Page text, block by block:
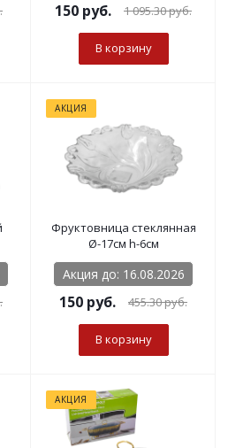
150 руб. 1 095.30руб.
В корзину
АКЦИЯ
Фруктовница стеклянная
Ø-17см h-6см
Акция до: 16.08.2026
150 руб. 455.30руб.
В корзину
АКЦИЯ